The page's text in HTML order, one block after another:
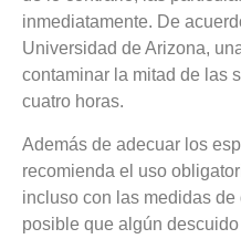
inmediatamente. De
Universidad de Arizona,
contaminar la mitad de las
cuatro horas.
Además de adecuar los
recomienda el uso
incluso con las medidas
posible que algún